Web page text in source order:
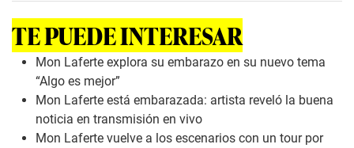
n
d
s
TE PUEDE INTERESAR
Mon Laferte explora su embarazo en su nuevo tema
“Algo es mejor”
Mon Laferte está embarazada: artista reveló la buena
noticia en transmisión en vivo
Mon Laferte vuelve a los escenarios con un tour por